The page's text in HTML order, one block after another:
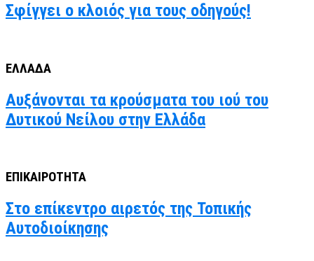
Σφίγγει ο κλοιός για τους οδηγούς!
ΕΛΛΑΔΑ
Αυξάνονται τα κρούσματα του ιού του
Δυτικού Νείλου στην Ελλάδα
ΕΠΙΚΑΙΡΟΤΗΤΑ
Στο επίκεντρο αιρετός της Τοπικής
Αυτοδιοίκησης